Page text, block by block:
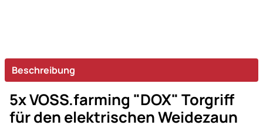
Beschreibung
5x VOSS.farming "DOX" Torgriff
für den elektrischen Weidezaun